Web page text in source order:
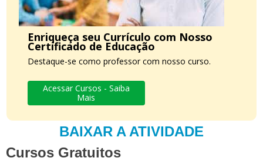
Enriqueça seu Currículo com Nosso
Certificado de Educação
Destaque-se como professor com nosso curso.
Acessar Cursos - Saiba
Mais
BAIXAR A ATIVIDADE
Cursos Gratuitos